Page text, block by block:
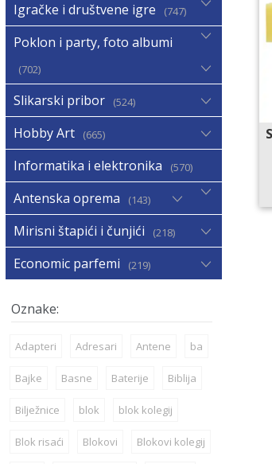
Igračke i društvene igre 747
Poklon i party, foto albumi
702
Slikarski pribor 524
Hobby Art 665
Informatika i elektronika 570
Antenska oprema 143
Mirisni štapići i čunjići 218
Economic parfemi 219
Adapteri Adresari Antene ba
Bajke Basne Baterije Biblija
Bilježnice blok blok kolegij
Blok risaći Blokovi Blokovi kolegij